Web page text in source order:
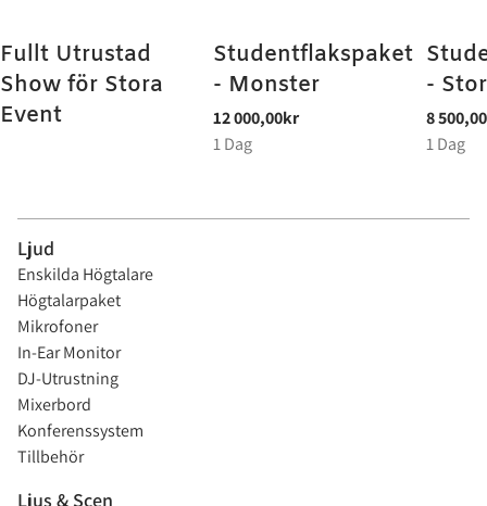
Fullt Utrustad
Show för Stora
Event
Studentflakspaket
- Monster
-
Ljud
Enskilda Högtalare
Högtalarpaket
Mikrofoner
In-Ear Monitor
DJ-Utrustning
Mixerbord
Konferenssystem
Tillbehör
Ljus & Scen